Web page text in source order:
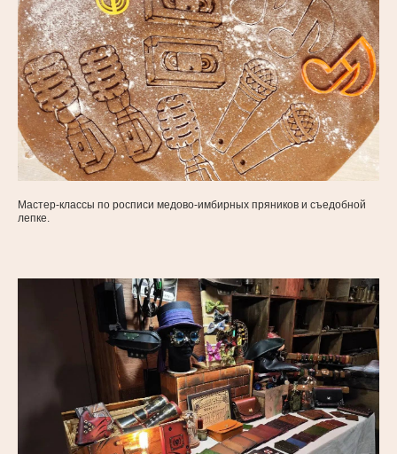
Мастер-классы по росписи медово-имбирных пряников и съедобной
лепке.